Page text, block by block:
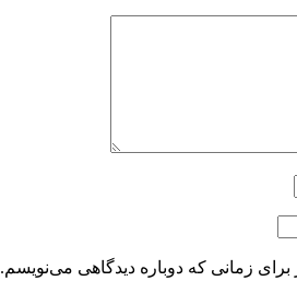
زمانی که دوباره دیدگاهی می‌نویسم.